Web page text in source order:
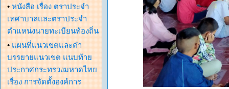
• หนังสือ เรื่อง ตราประจำ
เทศาบาลและตราประจำ
ตำแหน่งนายทะเบียนท้องถิ่น
• แผนที่แนวเขตและคำ
บรรยายแนวเขต แนบท้าย
ประกาศกระทรวงมหาดไทย
เรื่อง การจัดตั้งองค์การ